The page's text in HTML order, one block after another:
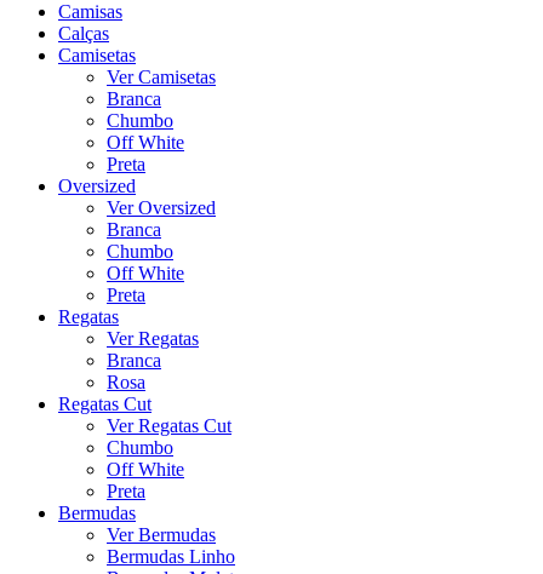
Camisas
Calças
Camisetas
Ver Camisetas
Branca
Chumbo
Off White
Preta
Oversized
Ver Oversized
Branca
Chumbo
Off White
Preta
Regatas
Ver Regatas
Branca
Rosa
Regatas Cut
Ver Regatas Cut
Chumbo
Off White
Preta
Bermudas
Ver Bermudas
Bermudas Linho